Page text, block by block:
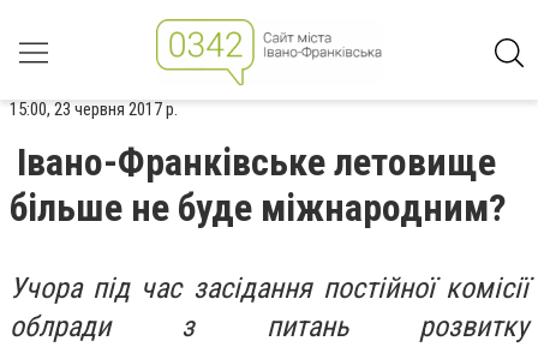
15:00, 23 червня 2017 р.
Івано-Франківське летовище
більше не буде міжнародним?
Учора під час засідання постійної комісії
облради з питань розвитку